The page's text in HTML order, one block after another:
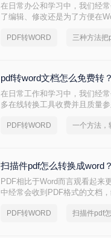
在日常办公和学习中，我们经
了编辑、修改还是为了方便在
PDF转WORD 三种方法把
pdf转word文档怎么免费转
在日常工作和学习中，我们经
多在线转换工具收费并且质量
法，让您轻松应对各种转换需
PDF转WORD
扫描件pdf怎么转换成word
PDF相比于Word而言观看起来
中经常会收到PDF格式的文档
招！
PDF转WORD 扫描件pdf